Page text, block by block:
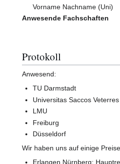
Vorname Nachname (Uni)
Anwesende Fachschaften
Protokoll
Anwesend:
TU Darmstadt
Universitas Saccos Veterres
LMU
Freiburg
Düsseldorf
Wir haben uns auf einige
Erlangen Nürnberg: